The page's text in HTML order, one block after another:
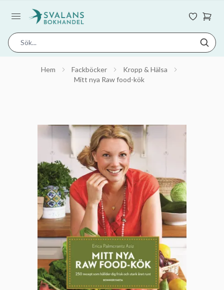
Hem Fackböcker
Kropp & Hälsa
Mitt nya Raw food-kök